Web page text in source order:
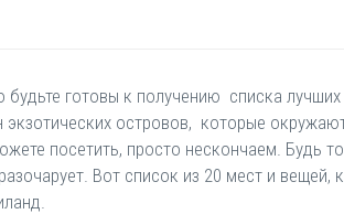
готовы к получению списка
островов, которые
посетить, просто нескончаем. Будь
Вот список из 20 мест и